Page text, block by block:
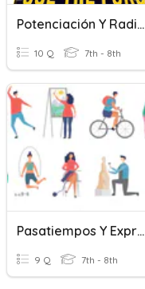
Potenciación Y Radicación De Números Racionales
10 Q 7th - 8th
Pasatiempos Y Expresiones Temporales.
9 Q 7th - 8th